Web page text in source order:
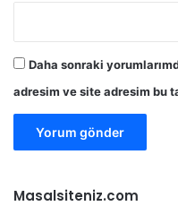
Daha sonraki
adresim ve site adresim bu
Masalsiteniz.com